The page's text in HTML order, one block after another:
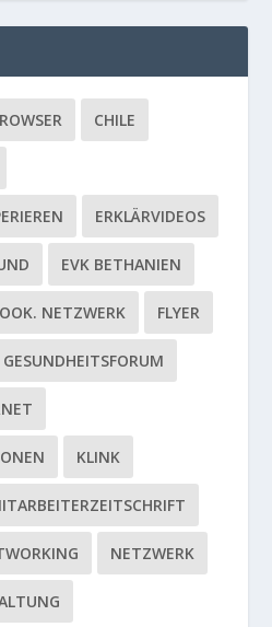
CHILE
ERKLÄRVIDEOS
EVK BETHANIEN
NETZWERK FLYER
GESUNDHEITSFORUM
KLINK
NETZWERK